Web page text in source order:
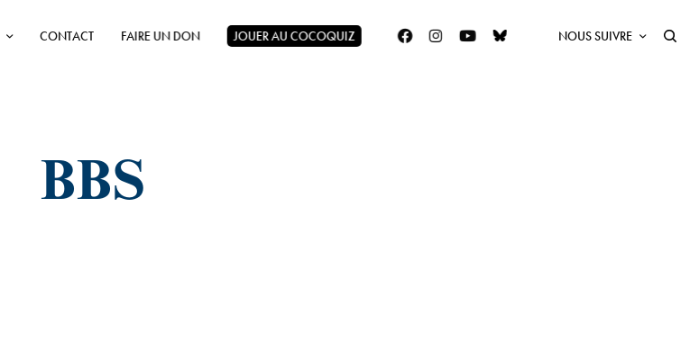
CONTACT FAIRE UN DON JOUER AU COCOQUIZ NOUS SUIVRE
BBS